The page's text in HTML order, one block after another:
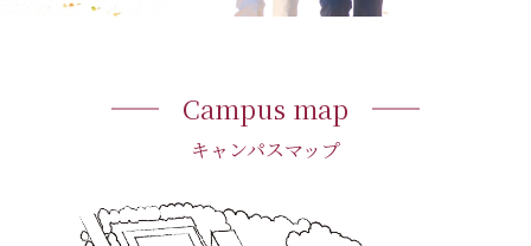
Campus map
キャンパスマップ